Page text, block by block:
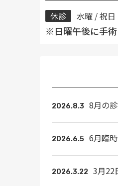
休診 水曜 / 祝日
※日曜午後に手術
2026.8.3 8月の
2026.6.5 6月臨
2026.3.22 3月22